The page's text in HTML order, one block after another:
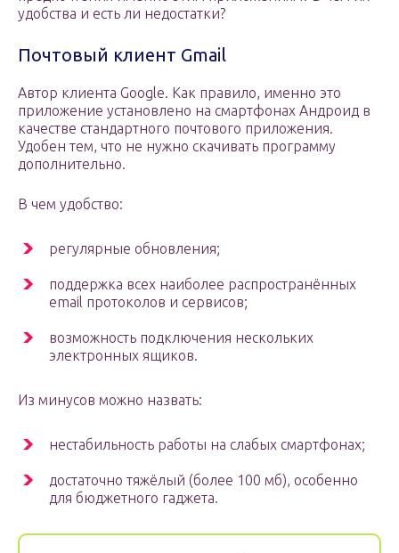
удобства и есть ли недостатки?
Почтовый клиент Gmail
Автор клиента Google. Как правило, именно это
приложение установлено на смартфонах Андроид в
качестве стандартного почтового приложения.
Удобен тем, что не нужно скачивать программу
дополнительно.
В чем удобство:
регулярные обновления;
поддержка всех наиболее распространённых
email протоколов и сервисов;
возможность подключения нескольких
электронных ящиков.
Из минусов можно назвать:
нестабильность работы на слабых смартфонах;
достаточно тяжёлый (более 100 мб), особенно
для бюджетного гаджета.